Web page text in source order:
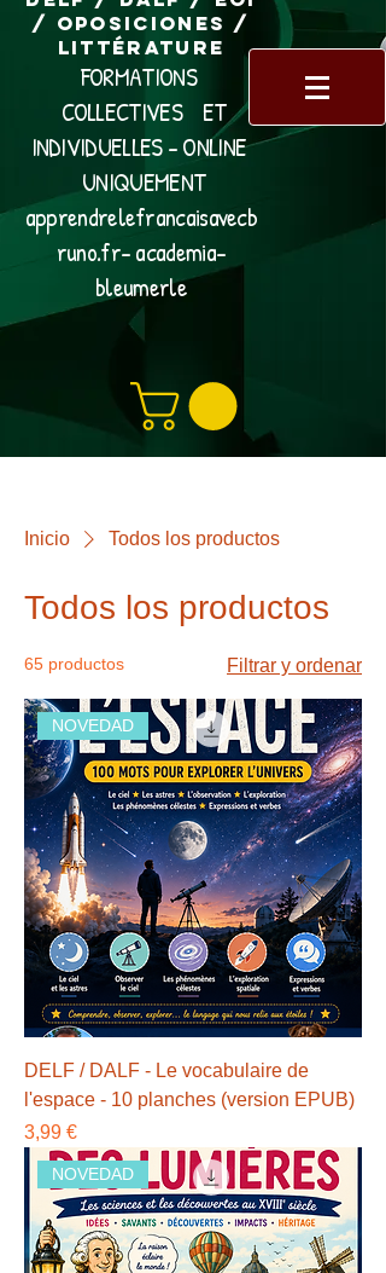
/ Oposiciones /
Littérature
FORMATIONS
COLLECTIVES ET
INDIVIDUELLES - ONLINE
UNIQUEMENT
apprendrelefrancaisavecb
runo.fr- academia-
bleumerle
Inicio Todos los productos
Todos los productos
65 productos Filtrar y ordenar
NOVEDAD
DELF / DALF - Le vocabulaire de
l'espace - 10 planches (version EPUB)
Precio
3,99 €
NOVEDAD